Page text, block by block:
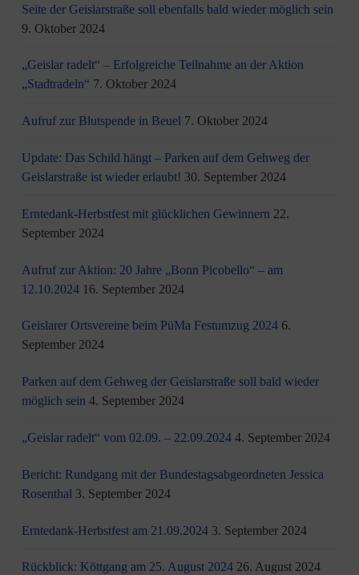
Seite der Geislarstraße soll ebenfalls bald wieder möglich sein
9. Oktober 2024
„Geislar radelt“ – Erfolgreiche Teilnahme an der Aktion
„Stadtradeln“ 7. Oktober 2024
Aufruf zur Blutspende in Beuel 7. Oktober 2024
Update: Das Schild hängt – Parken auf dem Gehweg der
Geislarstraße ist wieder erlaubt! 30. September 2024
Erntedank-Herbstfest mit glücklichen Gewinnern 22.
September 2024
Aufruf zur Aktion: 20 Jahre „Bonn Picobello“ – am
12.10.2024 16. September 2024
Geislarer Ortsvereine beim PüMa Festumzug 2024 6.
September 2024
Parken auf dem Gehweg der Geislarstraße soll bald wieder
möglich sein 4. September 2024
„Geislar radelt“ vom 02.09. – 22.09.2024 4. September 2024
Bericht: Rundgang mit der Bundestagsabgeordneten Jessica
Rosenthal 3. September 2024
Erntedank-Herbstfest am 21.09.2024 3. September 2024
Rückblick: Köttgang am 25. August 2024 26. August 2024